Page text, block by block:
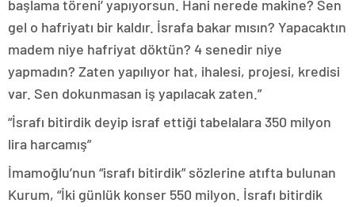
başlama töreni’ yapıyorsun. Hani nerede makine? Sen
gel o hafriyatı bir kaldır. İsrafa bakar mısın? Yapacaktın
madem niye hafriyat döktün? 4 senedir niye
yapmadın? Zaten yapılıyor hat, ihalesi, projesi, kredisi
var. Sen dokunmasan iş yapılacak zaten.”
“İsrafı bitirdik deyip israf ettiği tabelalara 350 milyon
lira harcamış”
İmamoğlu’nun “israfı bitirdik” sözlerine atıfta bulunan
Kurum, “İki günlük konser 550 milyon. İsrafı bitirdik